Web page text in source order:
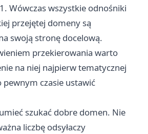
Wówczas wszystkie odnośniki
przejętej domeny są
swoją stronę docelową.
przekierowania warto
na niej najpierw tematycznej
czasie ustawić
szukać dobre domen. Nie
liczbę odsyłaczy